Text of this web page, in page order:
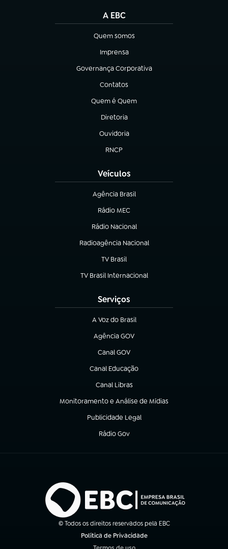
A EBC
Quem somos
(abre em nova aba)
Imprensa
(abre em nova aba)
Governança Corporativa
(abre em nova aba)
Contatos
(abre em nova aba)
Quem é Quem
(abre em nova aba)
Diretoria
(abre em nova aba)
Ouvidoria
(abre em nova aba)
RNCP
(abre em nova aba)
Veículos
Agência Brasil
(abre em nova aba)
Rádio MEC
(abre em nova aba)
Rádio Nacional
Radioagência Nacional
(abre em nova aba)
TV Brasil
(abre em nova aba)
TV Brasil Internacional
(abre em nova aba)
Serviços
A Voz do Brasil
(abre em nova aba)
Agência GOV
(abre em nova aba)
Canal GOV
(abre em nova aba)
Canal Educação
(abre em nova aba)
Canal Libras
(abre em nova aba)
Monitoramento e Análise de Mídias
(abre em nova aba)
Publicidade Legal
(abre em nova aba)
Rádio Gov
(abre em nova aba)
© Todos os direitos reservados pela EBC
Política de Privacidade